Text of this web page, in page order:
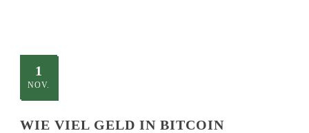
1
NOV.
WIE VIEL GELD IN BITCOIN